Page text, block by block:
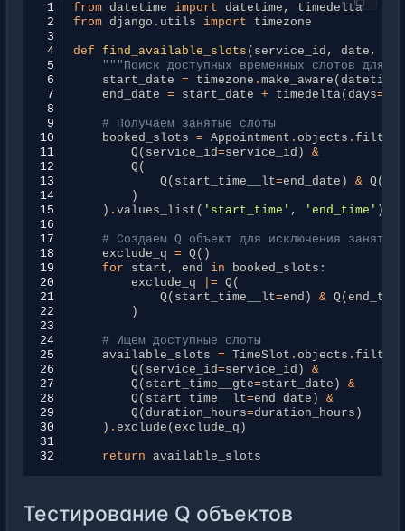
1 from datetime import datetime ,
timedelta
2
from django.utils import
timezone
3
4
def find_available_slots ( service_id , date ,
5
"""Поиск доступных временных слотов для
6
start_date = timezone . make_aware ( datetime
7
end_date = start_date + timedelta( days=
8
9
# Получаем занятые слоты
10
booked_slots = Appointment . objects . filter
11
Q ( service_id=service_id )
&
12
Q (
13
Q ( start_time__lt=end_date ) & Q (
14
)
15
) . values_list ( 'start_time' , 'end_time' )
16
17
# Создаем Q объект для исключения занятых
18
exclude_q = Q ()
19
for start , end in booked_slots :
20
exclude_q |= Q (
21
Q ( start_time__lt=end ) & Q (
22
)
23
24
# Ищем доступные слоты
25
available_slots = TimeSlot . objects . filter
26
Q ( service_id=service_id )
&
27
Q ( start_time__gte=start_date )
&
28
Q ( start_time__lt=end_date )
&
29
Q ( duration_hours=duration_hours )
30
) . exclude ( exclude_q )
31
32
return available_slots
Тестирование Q объектов